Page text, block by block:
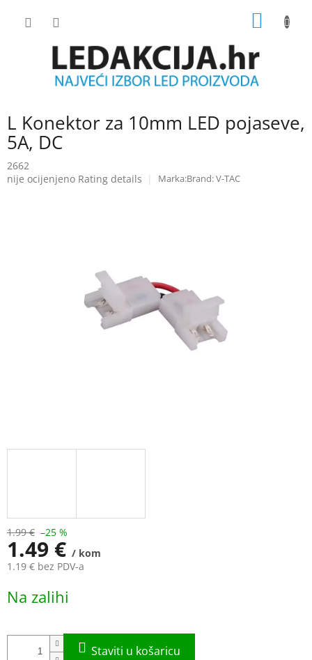
L Konektor za 10mm LED pojaseve,
5A, DC
2662
The
nije ocijenjeno Rating details Brand:V-TAC
1.99 € –25 %
1.49 € / kom
1.19 € bez PDV-a
price:
Na zalihi